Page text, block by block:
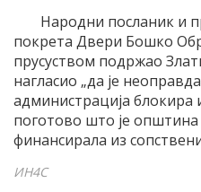
Народни посланик и
покрета Двери Бошко
прусуством подржао
нагласио „да је
администрација блокира
поготово што је општина
финансирала из
ИН4С